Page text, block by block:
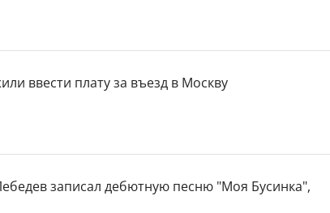
ввести плату за въезд в Москву
записал дебютную песню "Моя Бусинка",